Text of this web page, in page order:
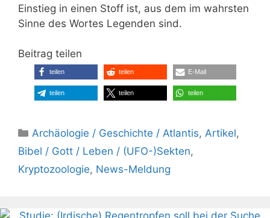
Einstieg in einen Stoff ist, aus dem im wahrsten
Sinne des Wortes Legenden sind.
Beitrag teilen
teilen teilen E-Mail
teilen teilen teilen
Kategorien
Archäologie / Geschichte / Atlantis,Artikel,
Bibel / Gott / Leben / (UFO-)Sekten,
Kryptozoologie, News-Meldung